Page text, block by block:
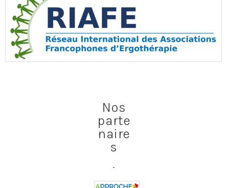
Nos
parte
naire
s